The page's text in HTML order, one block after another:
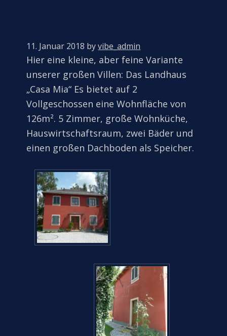
11. Januar 2018 byvibe_admin
Hier eine kleine, aber feine Variante
unserer großen Villen: Das Landhaus
„Casa Mia“ Es bietet auf 2
Vollgeschossen eine Wohnfläche von
126m². 5 Zimmer, große Wohnküche,
Hauswirtschaftsraum, zwei Bäder und
einen großen Dachboden als Speicher.